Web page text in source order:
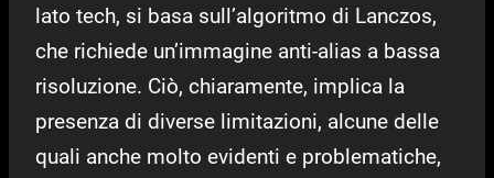
lato tech, si basa sull’algoritmo di Lanczos,
che richiede un’immagine anti-alias a bassa
risoluzione. Ciò, chiaramente, implica la
presenza di diverse limitazioni, alcune delle
quali anche molto evidenti e problematiche,